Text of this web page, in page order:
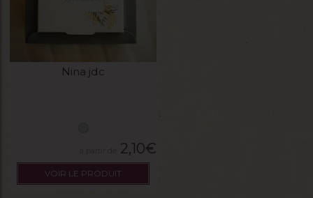
Nina jdc
2,10€
VOIR LE PRODUIT